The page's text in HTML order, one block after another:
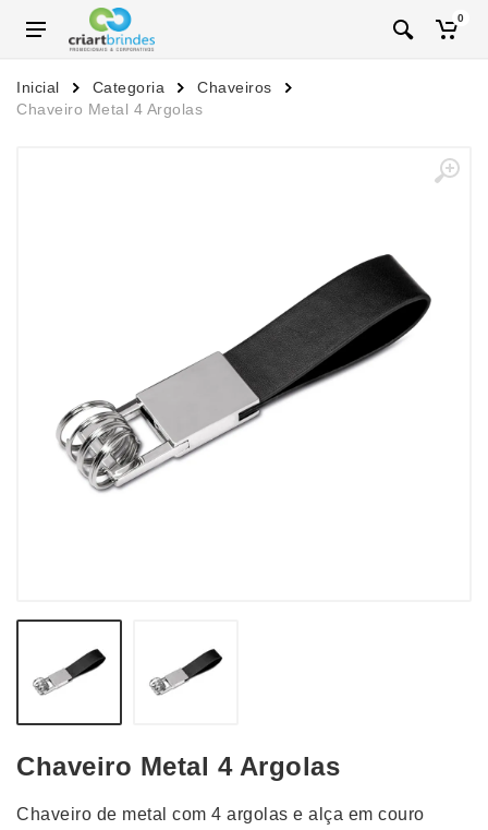
0
Inicial Categoria
Chaveiros
Chaveiro Metal 4 Argolas
Chaveiro Metal 4 Argolas
Chaveiro de metal com 4 argolas e alça em couro